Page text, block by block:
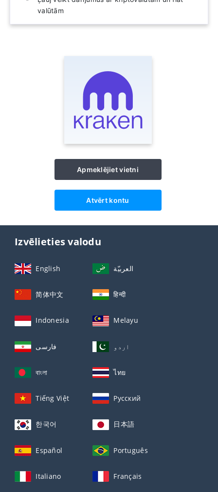
valūtām
Apmeklējiet vietni
Atvērt kontu
Izvēlieties valodu
English العربيّة
简体中文 हिन्दी
Indonesia Melayu
فارسی اردو
বাংলা ไทย
Tiếng Việt Русский
한국어 日本語
Español Português
Italiano Français